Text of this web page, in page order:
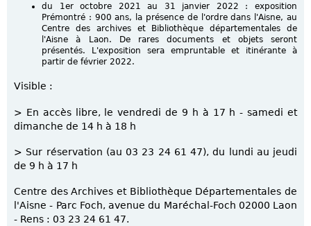
du 1er octobre 2021 au 31 janvier 2022 : exposition
Prémontré : 900 ans, la présence de l'ordre dans l'Aisne, au
Centre des archives et Bibliothèque départementales de
l'Aisne à Laon. De rares documents et objets seront
présentés. L'exposition sera empruntable et itinérante à
partir de février 2022.
Visible :
> En accès libre, le vendredi de 9 h à 17 h - samedi et
dimanche de 14 h à 18 h
> Sur réservation (au 03 23 24 61 47), du lundi au jeudi
de 9 h à 17 h
Centre des Archives et Bibliothèque Départementales de
l'Aisne - Parc Foch, avenue du Maréchal-Foch 02000 Laon
- Rens : 03 23 24 61 47.